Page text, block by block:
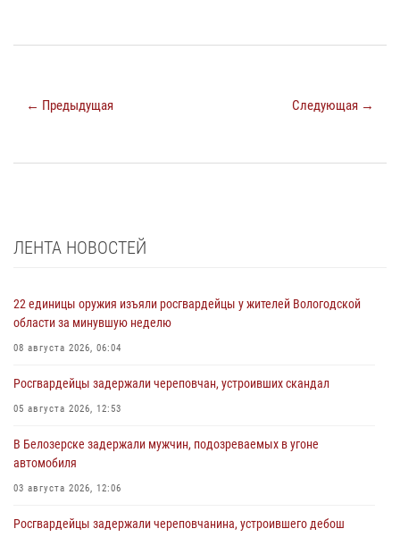
← Предыдущая Следующая →
ЛЕНТА НОВОСТЕЙ
22 единицы оружия изъяли росгвардейцы у жителей Вологодской
области за минувшую неделю
08 августа 2026, 06:04
Росгвардейцы задержали череповчан, устроивших скандал
05 августа 2026, 12:53
В Белозерске задержали мужчин, подозреваемых в угоне
автомобиля
03 августа 2026, 12:06
Росгвардейцы задержали череповчанина, устроившего дебош